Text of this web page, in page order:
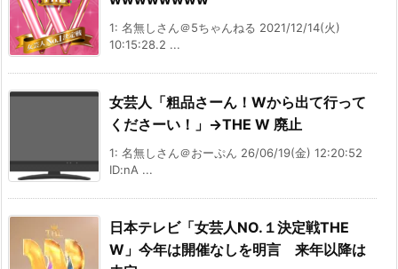
1: 名無しさん＠5ちゃんねる 2021/12/14(火)
10:15:28.2 ...
女芸人「粗品さーん！Wから出て行って
くださーい！」→THE W 廃止
1: 名無しさん＠おーぷん 26/06/19(金) 12:20:52
ID:nA ...
日本テレビ「女芸人NO.１決定戦THE
W」今年は開催なしを明言 来年以降は